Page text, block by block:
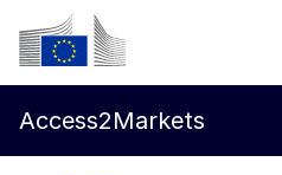
Preskoči na glavno
Evropska komisija
Access2Markets